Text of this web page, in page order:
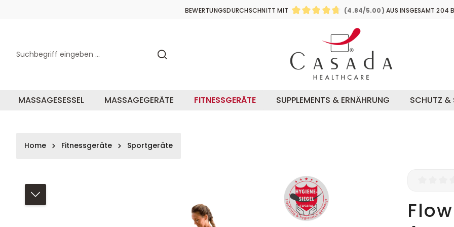
Hauptinhalt
Footer
BEWERTUNGSDURCHSCHNITT MIT (4.84/5.00) AUS INSGESAMT 204
MASSAGESESSEL MASSAGEGERÄTE FITNESSGERÄTE SUPPLEMENTS & ERNÄHRUNG SCHUTZ &
Home Fitnessgeräte Sportgeräte